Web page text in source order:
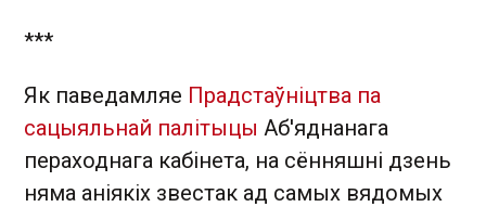
***
Як паведамляе Прадстаўніцтва па
сацыяльнай палітыцы Аб'яднанага
пераходнага кабінета, на сённяшні дзень
няма аніякіх звестак ад самых вядомых